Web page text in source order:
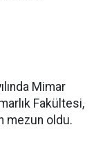
Mimar
Fakültesi,
mezun oldu.